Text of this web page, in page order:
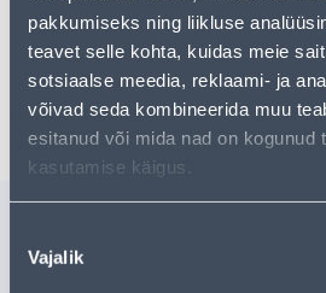
pakkumiseks ning liikluse
teavet selle kohta, kuidas meie
sotsiaalse meedia, reklaami- ja
võivad seda kombineerida muu
esitanud või mida nad on kogunud
kasutamise käigus.
valik
Vajalik
Tarne pole võimalik